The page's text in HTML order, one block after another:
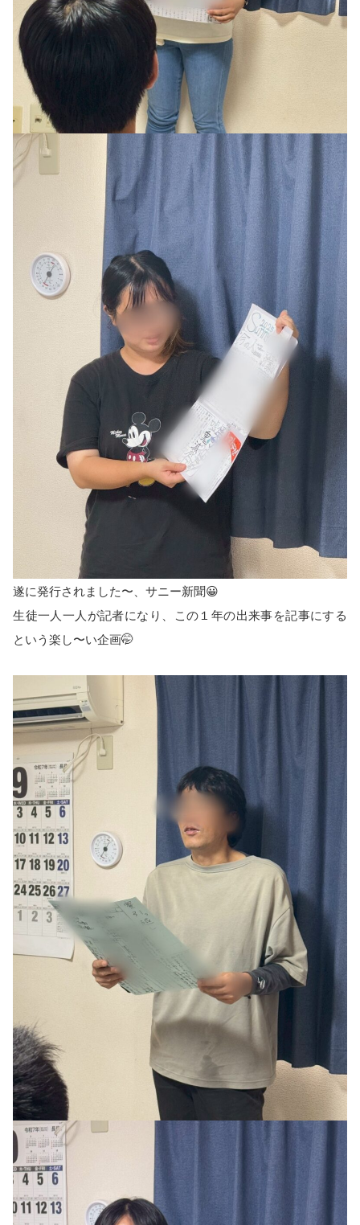
遂に発行されました〜、サニー新聞😀
生徒一人一人が記者になり、この１年の出来事を記事にする
という楽し〜い企画🤭